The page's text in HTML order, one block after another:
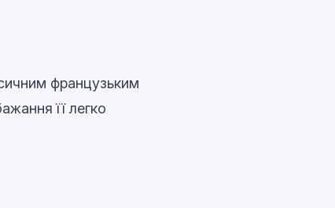
французьким
її легко